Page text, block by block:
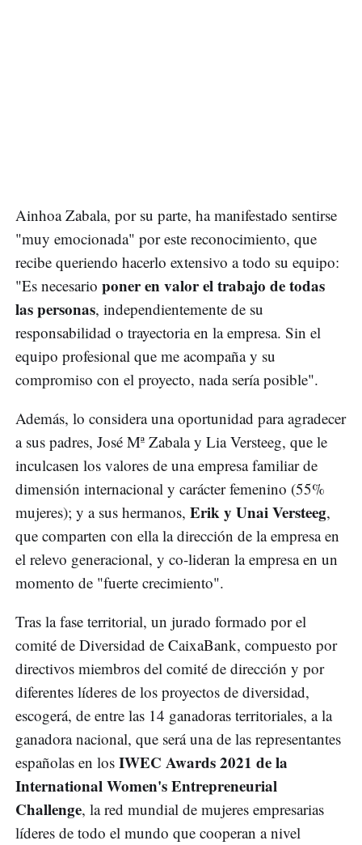
Ainhoa Zabala, por su parte, ha manifestado sentirse
"muy emocionada" por este reconocimiento, que
recibe queriendo hacerlo extensivo a todo su equipo:
"Es necesario poner en valor el trabajo de todas
las personas, independientemente de su
responsabilidad o trayectoria en la empresa. Sin el
equipo profesional que me acompaña y su
compromiso con el proyecto, nada sería posible".
Además, lo considera una oportunidad para agradecer
a sus padres, José Mª Zabala y Lia Versteeg, que le
inculcasen los valores de una empresa familiar de
dimensión internacional y carácter femenino (55%
mujeres); y a sus hermanos, Erik y Unai Versteeg,
que comparten con ella la dirección de la empresa en
el relevo generacional, y co-lideran la empresa en un
momento de "fuerte crecimiento".
Tras la fase territorial, un jurado formado por el
comité de Diversidad de CaixaBank, compuesto por
directivos miembros del comité de dirección y por
diferentes líderes de los proyectos de diversidad,
escogerá, de entre las 14 ganadoras territoriales, a la
ganadora nacional, que será una de las representantes
españolas en los IWEC Awards 2021 de la
International Women's Entrepreneurial
Challenge, la red mundial de mujeres empresarias
líderes de todo el mundo que cooperan a nivel